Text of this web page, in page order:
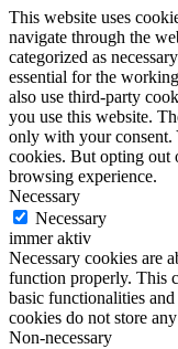
This website uses
navigate through the
categorized as
essential for the
also use third-party
you use this website.
only with your consent.
cookies. But opting out
browsing experience.
Necessary
Necessary
immer aktiv
Necessary cookies are
function properly. This
basic functionalities
cookies do not store
Non-necessary